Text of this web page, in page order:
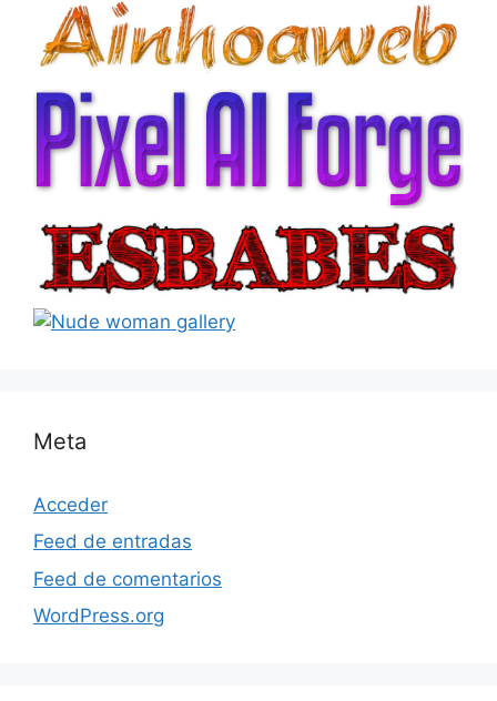
Meta
Acceder
Feed de entradas
Feed de comentarios
WordPress.org